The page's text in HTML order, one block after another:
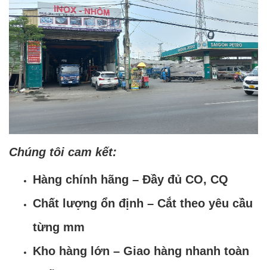
Chúng tôi cam kết:
Hàng chính hãng – Đầy đủ CO, CQ
Chất lượng ổn định – Cắt theo yêu cầu
từng mm
Kho hàng lớn – Giao hàng nhanh toàn